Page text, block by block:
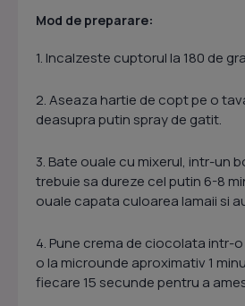
Mod de preparare:
1. Incalzeste cuptorul la 180 de
2. Aseaza hartie de copt pe o
deasupra putin spray de gatit.
3. Bate ouale cu mixerul, intr-un
trebuie sa dureze cel putin 6-8
ouale capata culoarea lamaii si
4. Pune crema de ciocolata intr-
o la microunde aproximativ 1
fiecare 15 secunde pentru a